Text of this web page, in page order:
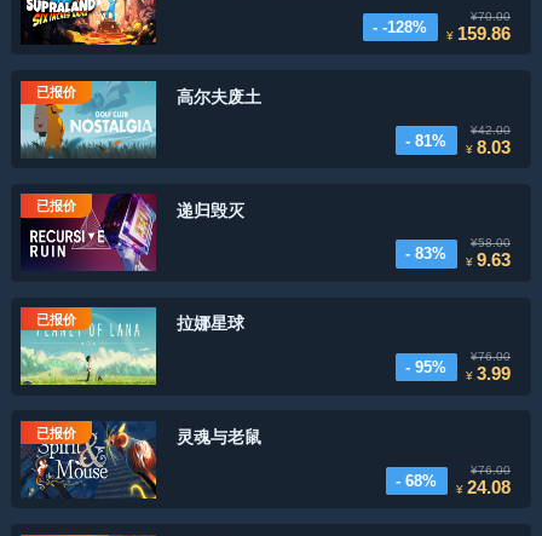
- -128%
¥70.00
¥ 159.86
已报价 高尔夫废土
- 81%
¥42.00
¥8.03
已报价 递归毁灭
- 83%
¥58.00
¥9.63
已报价 拉娜星球
- 95%
¥76.00
¥3.99
已报价 灵魂与老鼠
- 68%
¥76.00
¥24.08